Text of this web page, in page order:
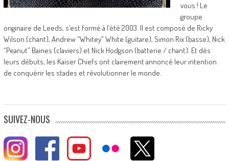
vous ! Le
groupe
originaire de Leeds, s’est formé à l’été 2003. Il est composé de Ricky
Wilson (chant), Andrew “Whitey” White (guitare), Simon Rix (basse), Nick
“Peanut” Baines (claviers) et Nick Hodgson (batterie / chant). Et dès
leurs débuts, les Kaiser Chiefs ont clairement annoncé leur intention
de conquérir les stades et révolutionner le monde.
SUIVEZ-NOUS